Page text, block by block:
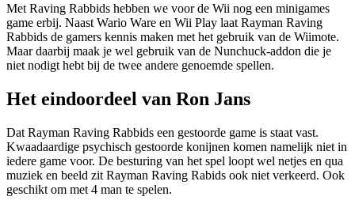
Met Raving Rabbids hebben we voor de Wii nog een minigames
game erbij. Naast Wario Ware en Wii Play laat Rayman Raving
Rabbids de gamers kennis maken met het gebruik van de Wiimote.
Maar daarbij maak je wel gebruik van de Nunchuck-addon die je
niet nodigt hebt bij de twee andere genoemde spellen.
Het eindoordeel van Ron Jans
Dat Rayman Raving Rabbids een gestoorde game is staat vast.
Kwaadaardige psychisch gestoorde konijnen komen namelijk niet in
iedere game voor. De besturing van het spel loopt wel netjes en qua
muziek en beeld zit Rayman Raving Rabids ook niet verkeerd. Ook
geschikt om met 4 man te spelen.